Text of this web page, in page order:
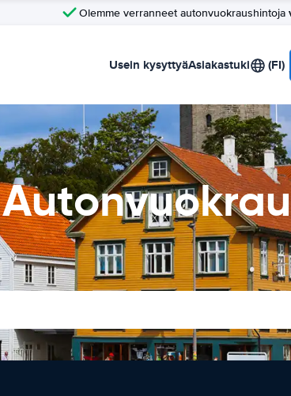
Olemme verranneet autonvuokraushintoja
Usein kysyttyäAsiakastuki (FI)